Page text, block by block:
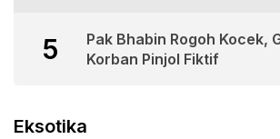
5
Pak Bhabin Rogoh Kocek,
Korban Pinjol Fiktif
Eksotika